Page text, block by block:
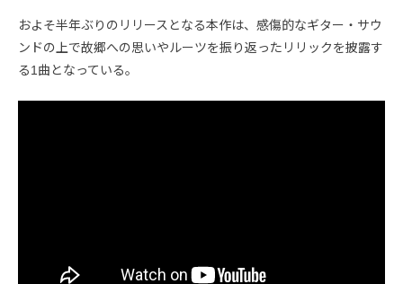
およそ半年ぶりのリリースとなる本作は、感傷的なギター・サウ
ンドの上で故郷への思いやルーツを振り返ったリリックを披露す
る1曲となっている。